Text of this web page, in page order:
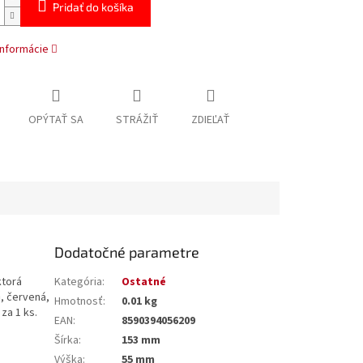
Pridať do košíka
OPÝTAŤ SA STRÁŽIŤ ZDIEĽAŤ
červená,
1 ks.
Dodatočné parametre
Kategória:
Ostatné
Hmotnosť:
0.01 kg
EAN:
8590394056209
Šírka:
153 mm
Výška:
55 mm